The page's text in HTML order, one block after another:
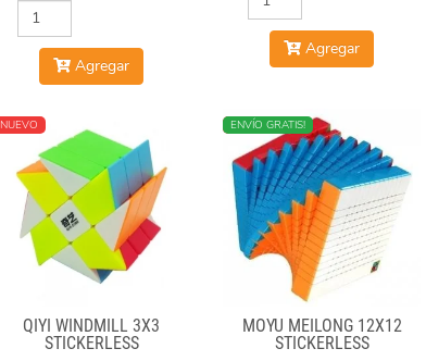
Agregar
Agregar
NUEVO
QIYI WINDMILL 3X3
STICKERLESS
NUEVO
ENVÍO GRATIS!
MOYU MEILONG 12X12
STICKERLESS